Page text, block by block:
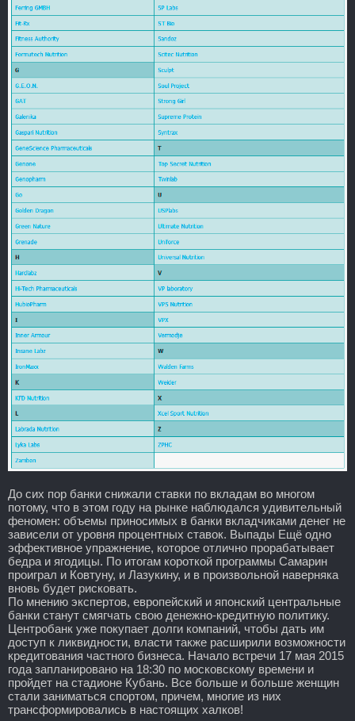
До сих пор банки снижали ставки по вкладам во многом
потому, что в этом году на рынке наблюдался удивительный
феномен: объемы приносимых в банки вкладчиками денег не
зависели от уровня процентных ставок. Выпады Ещё одно
эффективное упражнение, которое отлично прорабатывает
бедра и ягодицы. По итогам короткой программы Самарин
проиграл и Ковтуну, и Лазукину, и в произвольной наверняка
вновь будет рисковать.
По мнению экспертов, европейский и японский центральные
банки станут смягчать свою денежно-кредитную политику.
Центробанк уже покупает долги компаний, чтобы дать им
доступ к ликвидности, власти также расширили возможности
кредитования частного бизнеса. Начало встречи 17 мая 2015
года запланировано на 18:30 по московскому времени и
пройдет на стадионе Кубань. Все больше и больше женщин
стали заниматься спортом, причем, многие из них
трансформировались в настоящих халков!